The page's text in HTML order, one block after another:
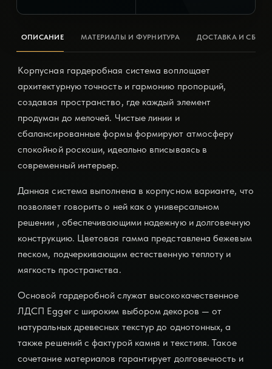
ОПИСАНИЕ МАТЕРИАЛЫ И ФУРНИТУРА ДОСТАВКА И
Корпусная гардеробная система воплощает
архитектурную точность и гармонию пропорций,
создавая пространство, где каждый элемент
продуман до мелочей. Чистые линии и
сбалансированные формы формируют атмосферу
спокойной роскоши, идеально вписываясь в
современный интерьер.
Данная система выполнена в корпусном варианте, что
позволяет говорить о ней как о универсальном
решении , обеспечивающими надежную и долговечную
конструкцию. Цветовая гамма представлена бежевым
песком, подчеркивающим естественную теплоту и
мягкость пространства.
Основой гардеробной служат высококачественное
ЛДСП Egger с широким выбором декоров — от
натуральных древесных текстур до однотонных, а
также решений с фактурой камня и текстиля. Такое
сочетание материалов гарантирует долговечность и